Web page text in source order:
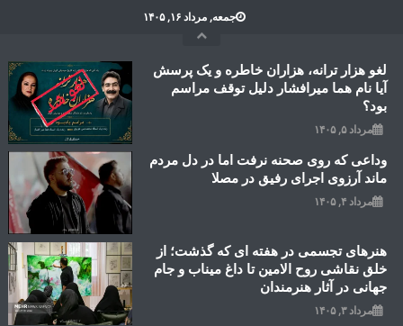
جمعه, مرداد ۱۶, ۱۴۰۵
لغو هزار ترانه، هزاران خاطره و یک پرسش
آیا نام هما میرافشار دلیل توقف مراسم
بود؟
مرداد ۵, ۱۴۰۵
وداعی که روی صحنه نرفت اما در دل مردم
ماند آرزوی اجرای رفیق در مصلا
مرداد ۴, ۱۴۰۵
هنرهای تجسمی در هفته ای که گذشت؛ از
خلق نقاشی روح الامین تا داغ میناب و جام
جهانی در آثار هنرمندان
مرداد ۳, ۱۴۰۵